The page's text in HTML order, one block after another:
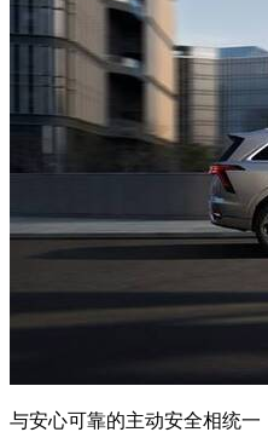
与安心可靠的主动安全相统